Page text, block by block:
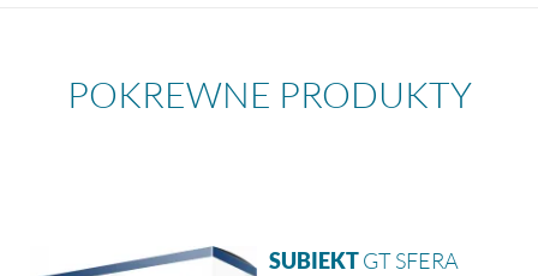
POKREWNE PRODUKTY
SUBIEKTGT SFERA